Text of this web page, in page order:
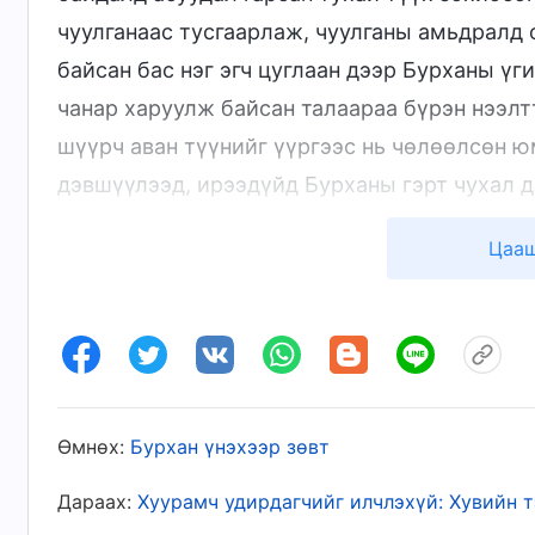
чуулганаас тусгаарлаж, чуулганы
байсан бас нэг эгч цуглаан дээр Бурханы
чанар харуулж байсан талаараа бүрэн
шүүрч аван түүнийг үүргээс нь чөлөөлсөн
дэвшүүлээд, ирээдүйд Бурханы гэрт чухал
цуглаан дээр ямар ч үнэ цэнтэй зүйлийн
дараа нь багийн удирдагчаар томилжээ.
хэрэг. Түүний муу үйл үүгээр дууссангүй.
захирч, барааг нь л хараад айж, хэн ч
хүссэнээрээ дарангуйлж, тушааж байж.
сэтгэл төрсөн. Эхэндээ Яао Лань надад
Өмнөх: Бурхан үнэхээр зөвт
Дараах: Хуурамч удирдагчийг илчлэхүй: Хувийн